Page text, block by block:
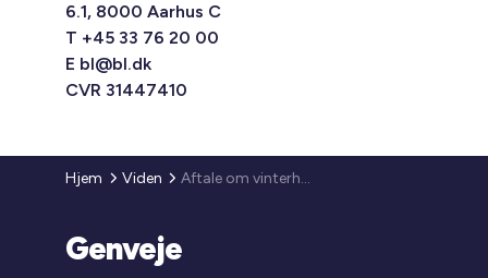
6.1, 8000 Aarhus C
T +45 33 76 20 00
E bl@bl.dk
CVR 31447410
Hjem Viden Aftale om vinterhjælp
Genveje